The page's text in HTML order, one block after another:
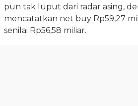
pun tak luput dari radar asing,
mencatatkan net buy Rp59,27
senilai Rp56,58 miliar.